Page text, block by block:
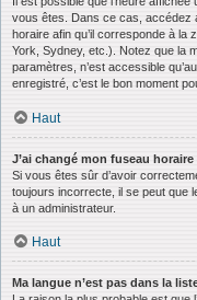
vous êtes. Dans ce cas, accédez
horaire afin qu’il corresponde à
York, Sydney, etc.). Notez que la
paramètres, n’est accessible
enregistré, c’est le bon moment
Haut
J’ai changé mon fuseau
Si vous êtes sûr d’avoir
toujours incorrecte, il se peut que
à un administrateur.
Haut
Ma langue n’est pas dans la